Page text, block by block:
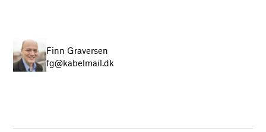
Finn Graversen
fg@kabelmail.dk